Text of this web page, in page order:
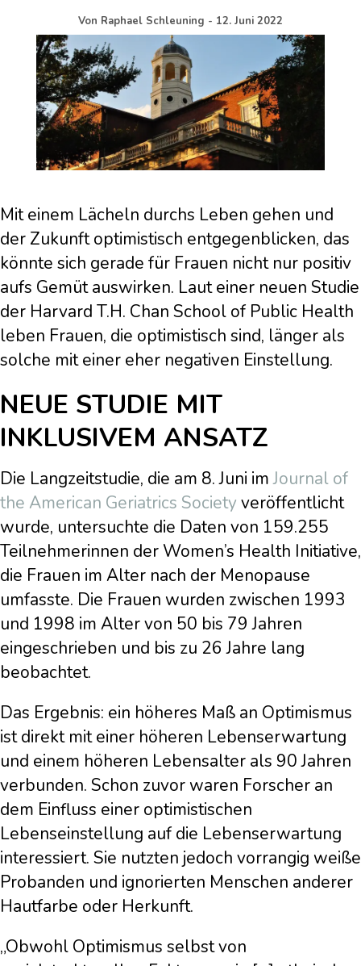
Von Raphael Schleuning - 12. Juni 2022
Mit einem Lächeln durchs Leben gehen und
der Zukunft optimistisch entgegenblicken, das
könnte sich gerade für Frauen nicht nur positiv
aufs Gemüt auswirken. Laut einer neuen Studie
der Harvard T.H. Chan School of Public Health
leben Frauen, die optimistisch sind, länger als
solche mit einer eher negativen Einstellung.
NEUE STUDIE MIT
INKLUSIVEM ANSATZ
Die Langzeitstudie, die am 8. Juni imJournal of
the American Geriatrics Society veröffentlicht
wurde, untersuchte die Daten von 159.255
Teilnehmerinnen der Women’s Health Initiative,
die Frauen im Alter nach der Menopause
umfasste. Die Frauen wurden zwischen 1993
und 1998 im Alter von 50 bis 79 Jahren
eingeschrieben und bis zu 26 Jahre lang
beobachtet.
Das Ergebnis: ein höheres Maß an Optimismus
ist direkt mit einer höheren Lebenserwartung
und einem höheren Lebensalter als 90 Jahren
verbunden. Schon zuvor waren Forscher an
dem Einfluss einer optimistischen
Lebenseinstellung auf die Lebenserwartung
interessiert. Sie nutzten jedoch vorrangig weiße
Probanden und ignorierten Menschen anderer
Hautfarbe oder Herkunft.
„Obwohl Optimismus selbst von